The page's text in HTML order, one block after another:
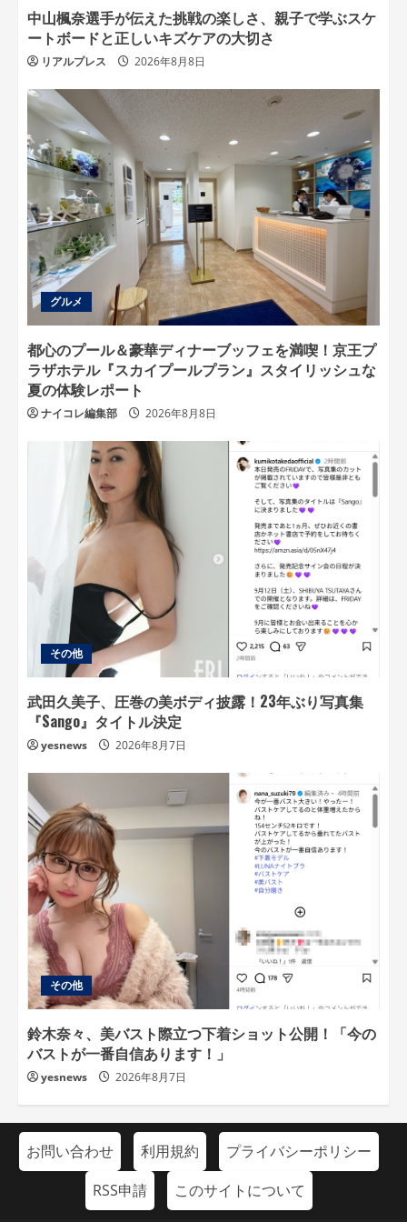
中山楓奈選手が伝えた挑戦の楽しさ、親子で学ぶスケ
ートボードと正しいキズケアの大切さ
リアルプレス 2026年8月8日
グルメ
都心のプール＆豪華ディナーブッフェを満喫！京王プ
ラザホテル『スカイプールプラン』スタイリッシュな
夏の体験レポート
ナイコレ編集部 2026年8月8日
その他
武田久美子、圧巻の美ボディ披露！23年ぶり写真集
『Sango』タイトル決定
yesnews 2026年8月7日
その他
鈴木奈々、美バスト際立つ下着ショット公開！「今の
バストが一番自信あります！」
yesnews 2026年8月7日
お問い合わせ 利用規約
プライバシーポリシー
RSS申請
このサイトについて